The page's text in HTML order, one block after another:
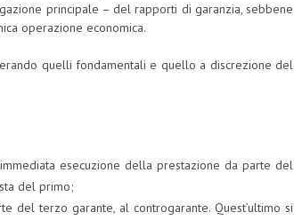
principale – del rapporti di garanzia, sebbene
operazione economica.
quelli fondamentali e quello a discrezione del
esecuzione della prestazione da parte del
del primo;
del terzo garante, al controgarante. Quest’ultimo si